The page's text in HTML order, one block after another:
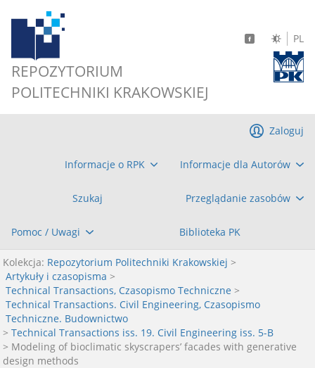
REPOZYTORIUM
POLITECHNIKI KRAKOWSKIEJ
PL
Informacje o RPK Informacje dla Autorów
Szukaj Przeglądanie zasobów
Pomoc / Uwagi Biblioteka PK
Zaloguj
Kolekcja: Repozytorium Politechniki Krakowskiej >
Artykuły i czasopisma >
Technical Transactions, Czasopismo Techniczne >
Technical Transactions. Civil Engineering, Czasopismo
Techniczne. Budownictwo
> Technical Transactions iss. 19. Civil Engineering iss. 5-B
> Modeling of bioclimatic skyscrapers’ facades with generative
design methods